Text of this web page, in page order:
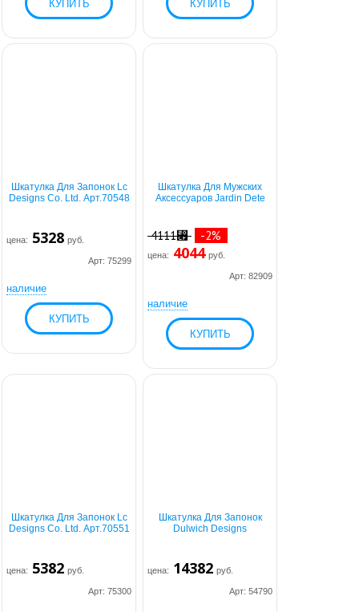
Шкатулка Для Запонок Lc
Designs Co. Ltd. Арт.70548
цена: 5328 руб.
Арт: 75299
наличие
Шкатулка Для Мужских
Аксессуаров Jardin Dete
4111⃏ -2%
цена: 4044 руб.
Арт: 82909
наличие
Шкатулка Для Запонок Lc
Designs Co. Ltd. Арт.70551
цена: 5382 руб.
Арт: 75300
Шкатулка Для Запонок
Dulwich Designs
цена: 14382 руб.
Арт: 54790